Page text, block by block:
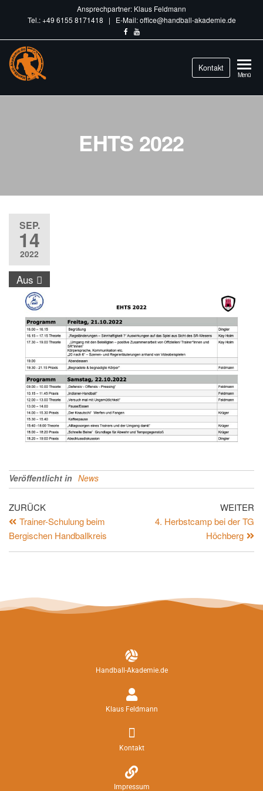
Ansprechpartner: Klaus Feldmann
Tel.: +49 6155 8171418 | E-Mail: office@handball-akademie.de
Akademie.de
Kontakt
Menü
EHTS 2022
SEP.
14
2022
Aus
Veröffentlicht in News
ZURÜCK
Trainer-Schulung beim
Bergischen Handballkreis
WEITER
4. Herbstcamp bei der TG
Höchberg
Handball-Akademie.de
Klaus Feldmann
Kontakt
Impressum